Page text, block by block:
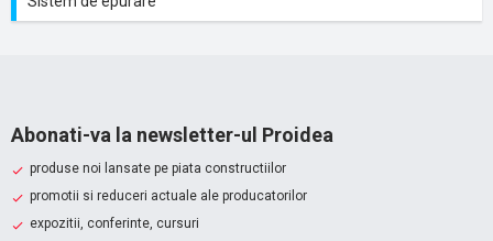
Abonati-va la newsletter-ul Proidea
produse noi lansate pe piata constructiilor
promotii si reduceri actuale ale producatorilor
expozitii, conferinte, cursuri